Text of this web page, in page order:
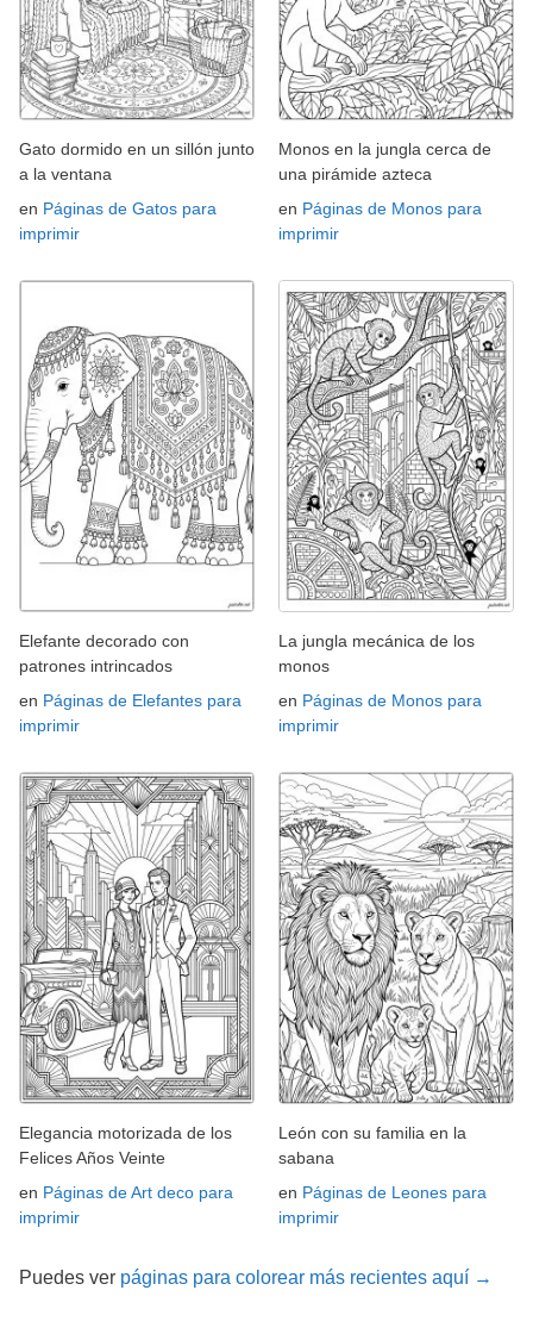
Gato dormido en un sillón junto
a la ventana
en Páginas de Gatos para
imprimir
Monos en la jungla cerca de
una pirámide azteca
en Páginas de Monos para
imprimir
Elefante decorado con
patrones intrincados
en Páginas de Elefantes para
imprimir
La jungla mecánica de los
monos
en Páginas de Monos para
imprimir
Elegancia motorizada de los
Felices Años Veinte
en Páginas de Art deco para
imprimir
León con su familia en la
sabana
en Páginas de Leones para
imprimir
Puedes ver páginas para colorear más recientes aquí →